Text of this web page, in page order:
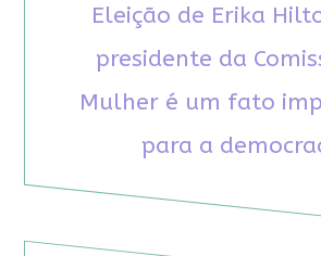
Eleição de Erika
presidente da
Mulher é um fato
para a